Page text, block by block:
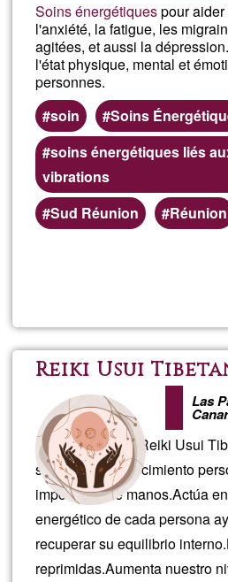
Soins énergétiquespour
l'anxiété, la fatigue, les
agitées, et aussi la
l'état physique, mental et
personnes.
soin
Soins
soins énergétiques liés
vibrations
Sud Réunion
Réunion
Reiki Usui
Las
Lo que busca el Reiki Usui
sanación y el crecimiento
imposición de manos.Actúa
energético de cada persona
recuperar su equilibrio
reprimidas.Aumenta nuestro